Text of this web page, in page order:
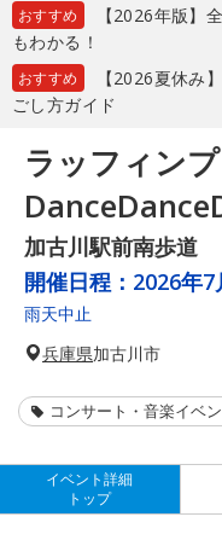
おすすめ
【2026年版】
もわかる！
おすすめ
【2026夏休み
ごし方ガイド
ラッフィン
加古川駅前南歩道
開催日程： 2026年
雨天中止
兵庫県加古川市
コンサート・音楽イベ
イベント詳細
トップ